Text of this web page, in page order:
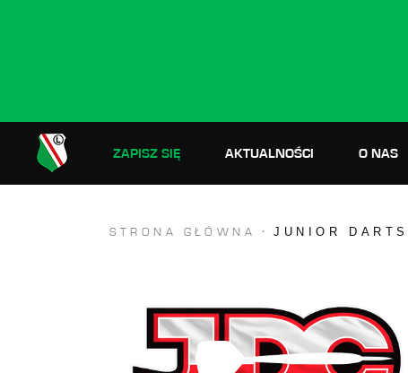
ZAPISZ SIĘ AKTUALNOŚCI O NAS
STRONA GŁÓWNA JUNIOR